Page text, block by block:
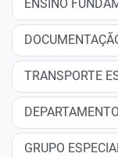
ENSINO
TRANSPORTE
GRUPO